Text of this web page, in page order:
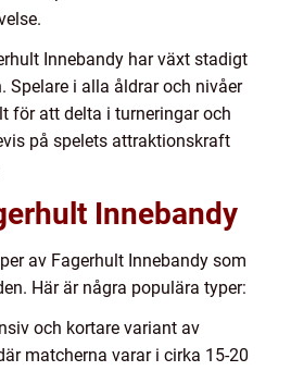
Innebandy har växt stadigt
Spelare i alla åldrar och nivåer
för att delta i turneringar och
på spelets attraktionskraft
Innebandy
av Fagerhult Innebandy som
Här är några populära typer:
och kortare variant av
matcherna varar i cirka 15-20